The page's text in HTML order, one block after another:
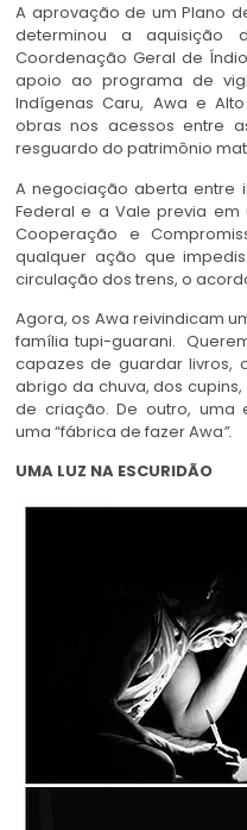
A aprovação de um Plano
determinou a aquisição
Coordenação Geral de
apoio ao programa de
Indígenas Caru, Awa e
obras nos acessos entre
resguardo do patrimônio
A negociação aberta entre
Federal e a Vale previa em
Cooperação e
qualquer ação que
circulação dos trens, o
Agora, os Awa reivindicam
família tupi-guarani.
capazes de guardar livros,
abrigo da chuva, dos
de criação. De outro, uma
uma “fábrica de fazer Awa”.
UMA LUZ NA ESCURIDÃO